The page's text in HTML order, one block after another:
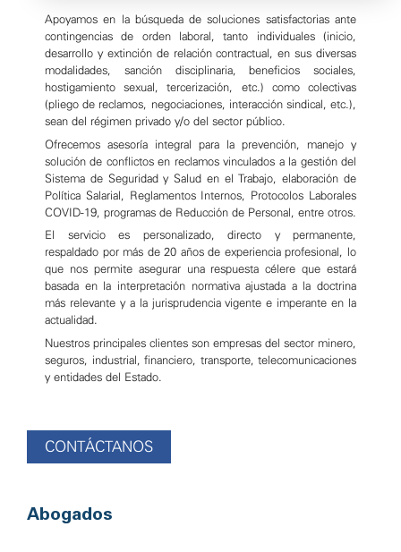
Apoyamos en la búsqueda de soluciones satisfactorias ante
contingencias de orden laboral, tanto individuales (inicio,
desarrollo y extinción de relación contractual, en sus diversas
modalidades, sanción disciplinaria, beneficios sociales,
hostigamiento sexual, tercerización, etc.) como colectivas
(pliego de reclamos, negociaciones, interacción sindical, etc.),
sean del régimen privado y/o del sector público.
Ofrecemos asesoría integral para la prevención, manejo y
solución de conflictos en reclamos vinculados a la gestión del
Sistema de Seguridad y Salud en el Trabajo, elaboración de
Política Salarial, Reglamentos Internos, Protocolos Laborales
COVID-19, programas de Reducción de Personal, entre otros.
El servicio es personalizado, directo y permanente,
respaldado por más de 20 años de experiencia profesional, lo
que nos permite asegurar una respuesta célere que estará
basada en la interpretación normativa ajustada a la doctrina
más relevante y a la jurisprudencia vigente e imperante en la
actualidad.
Nuestros principales clientes son empresas del sector minero,
seguros, industrial, financiero, transporte, telecomunicaciones
y entidades del Estado.
CONTÁCTANOS
Abogados